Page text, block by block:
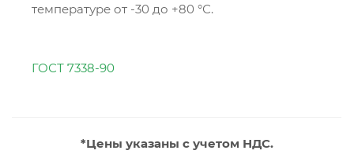
температуре от -30 до +80 °С.
ГОСТ 7338-90
*Цены указаны с учетом НДС.